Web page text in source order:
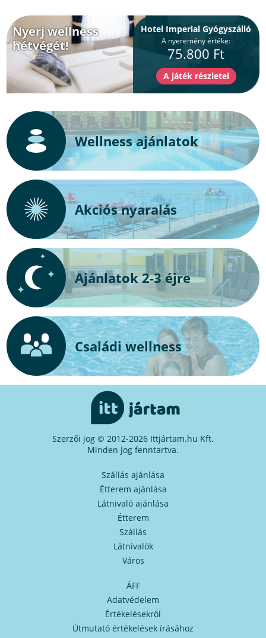
Nyerj wellness
hétvégét!
Hotel Imperial Gyógyszálló
A nyeremény értéke:
75.800 Ft
Wellness ajánlatok
Akciós nyaralás
Ajánlatok 2-3 éjre
Családi wellness
Szerzői jog © 2012-2026 Ittjártam.hu Kft.
Minden jog fenntartva.
Szállás ajánlása
Étterem ajánlása
Látnivaló ajánlása
Étterem
Szállás
Látnivalók
Város
ÁFF
Adatvédelem
Értékelésekről
Útmutató értékelések írásához